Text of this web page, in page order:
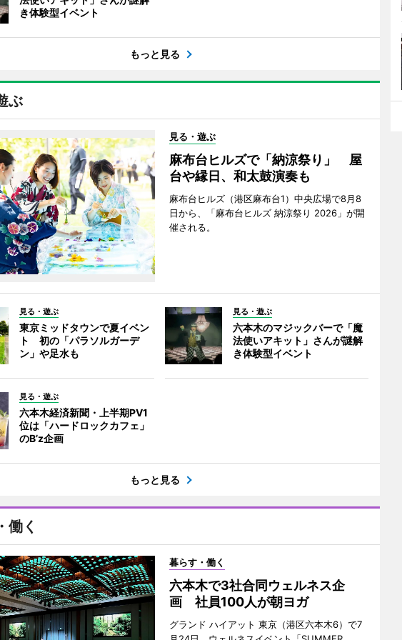
き体験型イベント
もっと見る
ぶ
見る・遊ぶ
麻布台ヒルズで「納涼祭り」 屋
台や縁日、和太鼓演奏も
麻布台ヒルズ（港区麻布台1）中央広場で8月8
日から、「麻布台ヒルズ 納涼祭り 2026」が開
催される。
見る・遊ぶ
東京ミッドタウンで夏イベン
ト 初の「パラソルガーデ
ン」や足水も
見る・遊ぶ
六本木のマジックバーで「魔
法使いアキット」さんが謎解
き体験型イベント
見る・遊ぶ
六本木経済新聞・上半期PV1
位は「ハードロックカフェ」
のB’z企画
もっと見る
働く
暮らす・働く
六本木で3社合同ウェルネス企
画 社員100人が朝ヨガ
グランド ハイアット 東京（港区六本木6）で7